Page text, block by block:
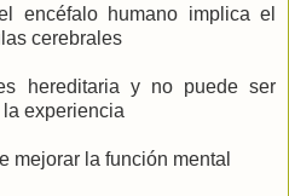
encéfalo humano implica el
cerebrales
hereditaria y no puede ser
experiencia
mejorar la función mental